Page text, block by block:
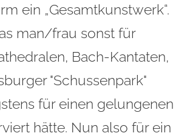
ein „Gesamtkunstwerk“.
man/frau sonst für
Bach-Kantaten,
"Schussenpark"
für einen gelungenen
hätte. Nun also für ein